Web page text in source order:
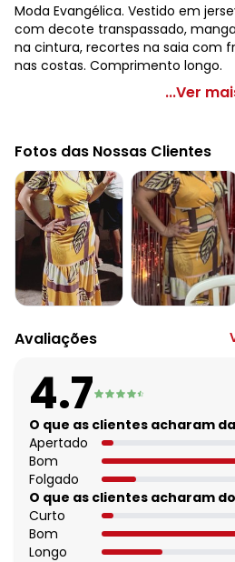
Moda Evangélica. Vestido em
com decote transpassado,
na cintura, recortes na saia com
nas costas. Comprimento longo.
Rosalie - Vestido Camadas
Modelagem: Solto
Comprimento da manga: Curta
Comprimento: Longo
Decote frente: Transpassado
Decote costas: Redondo
Complemento: Franzido
Observação: Recorte em camadas
Tecido: Helanca
Composição: Conforme imagem
...Ver
Fotos das Nossas Clientes
Avaliações
4.7
O que as clientes acharam
Apertado
Bom
Folgado
O que as clientes acharam
Curto
Bom
Longo